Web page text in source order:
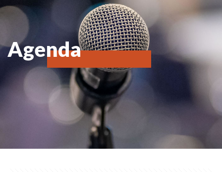
Agenda